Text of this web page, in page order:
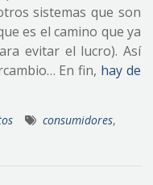
sistemas que son
es el camino que ya
evitar el lucro). Así
En fin, hay de
consumidores,